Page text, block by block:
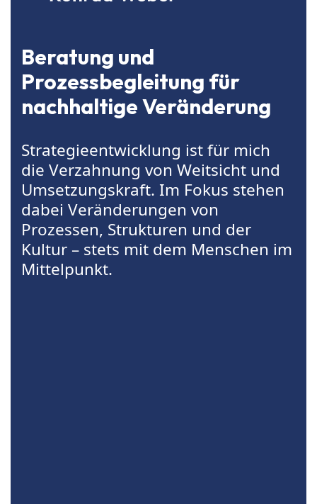
Beratung und
Prozessbegleitung für
nachhaltige Veränderung
Strategieentwicklung ist für mich
die Verzahnung von Weitsicht und
Umsetzungskraft. Im Fokus stehen
dabei Veränderungen von
Prozessen, Strukturen und der
Kultur – stets mit dem Menschen im
Mittelpunkt.